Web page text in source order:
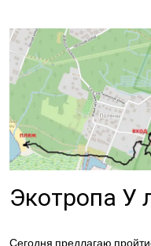
Экотропа У
Сегодня предлагаю